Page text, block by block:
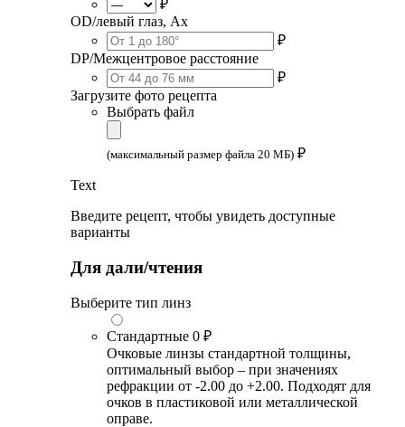
₽
OD/левый глаз, Ax
₽
DP/Межцентровое расстояние
₽
Загрузите фото рецепта
Выбрать файл
(максимальный размер файла 20 МБ) ₽
Text
Введите рецепт, чтобы увидеть доступные
варианты
Для дали/чтения
Выберите тип линз
Стандартные 0 ₽
Очковые линзы стандартной толщины,
оптимальный выбор – при значениях
рефракции от -2.00 до +2.00. Подходят для
очков в пластиковой или металлической
оправе.